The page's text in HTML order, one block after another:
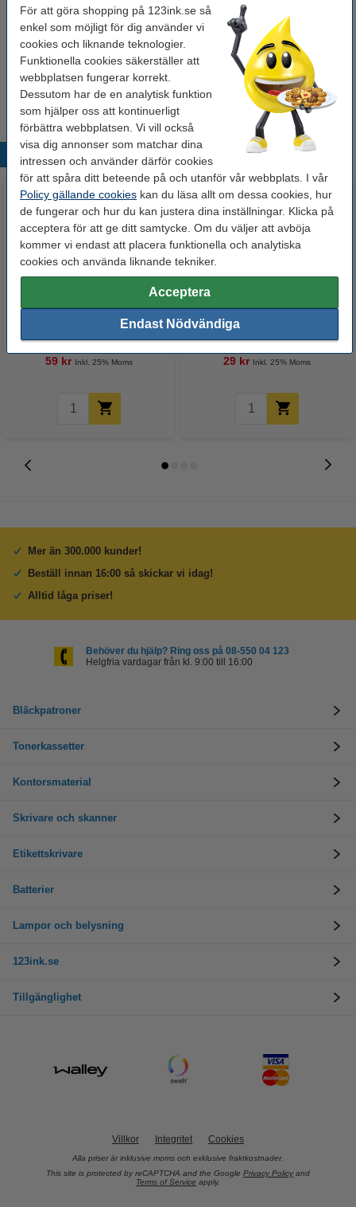
För att göra shopping på 123ink.se så
enkel som möjligt för dig använder vi
cookies och liknande teknologier.
Funktionella cookies säkerställer att
webbplatsen fungerar korrekt.
Dessutom har de en analytisk funktion
som hjälper oss att kontinuerligt
förbättra webbplatsen. Vi vill också
visa dig annonser som matchar dina
intressen och använder därför cookies
för att spåra ditt beteende på och utanför vår webbplats. I vår
Policy gällande cookies kan du läsa allt om dessa cookies, hur
de fungerar och hur du kan justera dina inställningar. Klicka på
acceptera för att ge ditt samtycke. Om du väljer att avböja
kommer vi endast att placera funktionella och analytiska
cookies och använda liknande tekniker.
Acceptera
Endast Nödvändiga
Glöm inte att beställa!
Suddgummi för bläck | Pilot Frixion
30 kr
Populära produkter
Refill kulspetspenna raderbar |
Pilot Frixion | brun | 3st
59 kr Inkl. 25% Moms
Kulspetspenna raderbar | Pilot
Frixion | vinröd
29 kr Inkl. 25% Moms
Mer än 300.000 kunder!
Beställ innan 16:00 så skickar vi idag!
Alltid låga priser!
Behöver du hjälp? Ring oss på 08-550 04 123
Helgfria vardagar från kl. 9:00 till 16:00
Bläckpatroner
Tonerkassetter
Kontorsmaterial
Skrivare och skanner
Etikettskrivare
Batterier
Lampor och belysning
123ink.se
Tillgänglighet
Villkor Integritet Cookies
Alla priser är inklusive moms och exklusive fraktkostnader.
This site is protected by reCAPTCHA and the Google Privacy Policy and
Terms of Service apply.